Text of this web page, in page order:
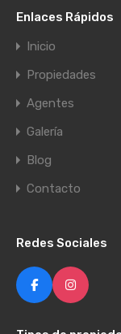
Enlaces Rápidos
Inicio
Propiedades
Agentes
Galería
Blog
Contacto
Redes Sociales